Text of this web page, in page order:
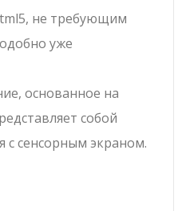
не требующим
уже
основанное на
собой
сенсорным экраном.